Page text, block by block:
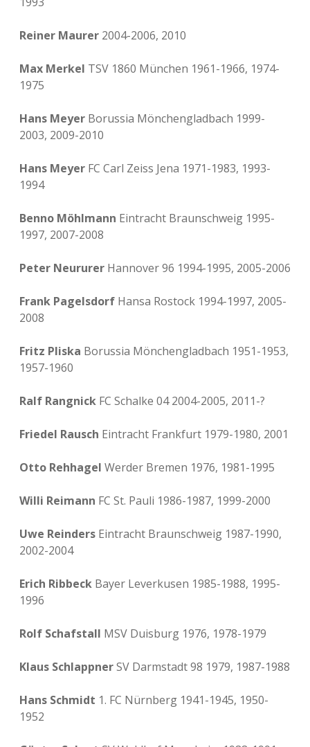
Reiner Maurer 2004-2006, 2010
Max Merkel TSV 1860 München 1961-1966, 1974-
1975
Hans Meyer Borussia Mönchengladbach 1999-
2003, 2009-2010
Hans Meyer FC Carl Zeiss Jena 1971-1983, 1993-
1994
Benno Möhlmann Eintracht Braunschweig 1995-
1997, 2007-2008
Peter Neururer Hannover 96 1994-1995, 2005-2006
Frank Pagelsdorf Hansa Rostock 1994-1997, 2005-
2008
Fritz Pliska Borussia Mönchengladbach 1951-1953,
1957-1960
Ralf Rangnick FC Schalke 04 2004-2005, 2011-?
Friedel Rausch Eintracht Frankfurt 1979-1980, 2001
Otto Rehhagel Werder Bremen 1976, 1981-1995
Willi Reimann FC St. Pauli 1986-1987, 1999-2000
Uwe Reinders Eintracht Braunschweig 1987-1990,
2002-2004
Erich Ribbeck Bayer Leverkusen 1985-1988, 1995-
1996
Rolf Schafstall MSV Duisburg 1976, 1978-1979
Klaus SchlappnerSV Darmstadt 98 1979, 1987-1988
Hans Schmidt 1. FC Nürnberg 1941-1945, 1950-
1952